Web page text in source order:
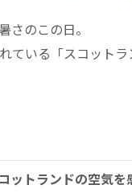
さのこの日。
いる「スコットラ
ットランドの空気